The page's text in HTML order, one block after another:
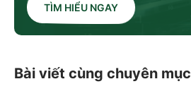
TÌM HIỂU NGAY
Bài viết cùng chuyên mục